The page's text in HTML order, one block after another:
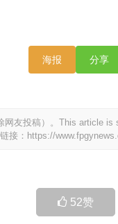
海报 分享
网友投稿）。This article
接： https://
52赞